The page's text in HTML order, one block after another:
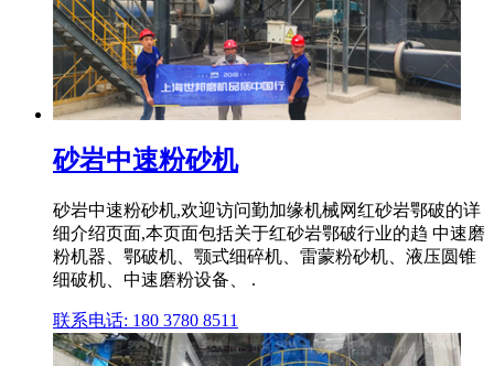
砂岩中速粉砂机
砂岩中速粉砂机,欢迎访问勤加缘机械网红砂岩鄂破的详
细介绍页面,本页面包括关于红砂岩鄂破行业的趋 中速磨
粉机器、鄂破机、颚式细碎机、雷蒙粉砂机、液压圆锥
细破机、中速磨粉设备、 .
联系电话: 180 3780 8511